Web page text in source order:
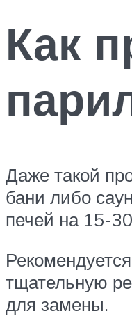
Как
Даже такой
бани либо
печей на 15-
тщательную
для замены.